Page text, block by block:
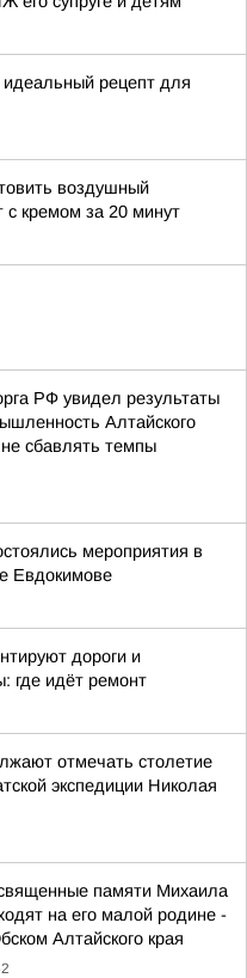
идеальный рецепт для
воздушный
с кремом за 20 минут
РФ увидел результаты
Алтайского
сбавлять темпы
мероприятия в
Евдокимове
дороги и
где идёт ремонт
отмечать столетие
экспедиции Николая
памяти Михаила
на его малой родине -
Алтайского края